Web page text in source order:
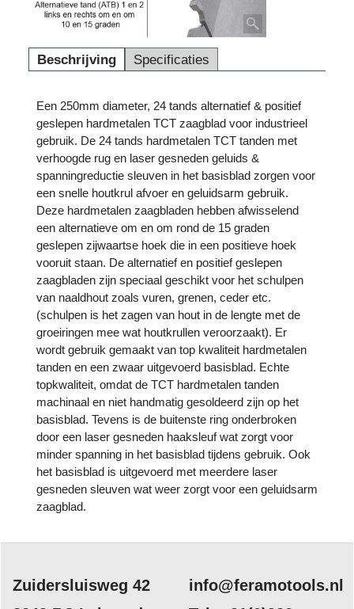
Beschrijving Specificaties
Een 250mm diameter, 24 tands alternatief & positief
geslepen hardmetalen TCT zaagblad voor industrieel
gebruik. De 24 tands hardmetalen TCT tanden met
verhoogde rug en laser gesneden geluids &
spanningreductie sleuven in het basisblad zorgen voor
een snelle houtkrul afvoer en geluidsarm gebruik.
Deze hardmetalen zaagbladen hebben afwisselend
een alternatieve om en om rond de 15 graden
geslepen zijwaartse hoek die in een positieve hoek
vooruit staan. De alternatief en positief geslepen
zaagbladen zijn speciaal geschikt voor het schulpen
van naaldhout zoals vuren, grenen, ceder etc.
(schulpen is het zagen van hout in de lengte met de
groeiringen mee wat houtkrullen veroorzaakt). Er
wordt gebruik gemaakt van top kwaliteit hardmetalen
tanden en een zwaar uitgevoerd basisblad. Echte
topkwaliteit, omdat de TCT hardmetalen tanden
machinaal en niet handmatig gesoldeerd zijn op het
basisblad. Tevens is de buitenste ring onderbroken
door een laser gesneden haaksleuf wat zorgt voor
minder spanning in het basisblad tijdens gebruik. Ook
het basisblad is uitgevoerd met meerdere laser
gesneden sleuven wat weer zorgt voor een geluidsarm
zaagblad.
Zuidersluisweg 42
info@feramotools.nl